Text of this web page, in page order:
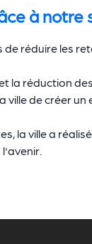
à notre
de réduire les
la réduction
ville de créer un
la ville a